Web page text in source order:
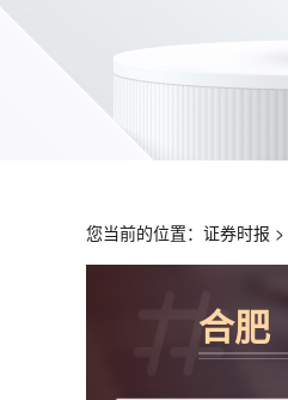
您当前的位置： 证券时报 >
合肥